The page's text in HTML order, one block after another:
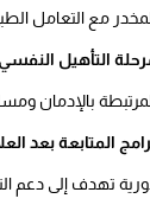
مع التعامل
التأهيل
بالإدمان
المتابعة بعد
تهدف إلى دعم